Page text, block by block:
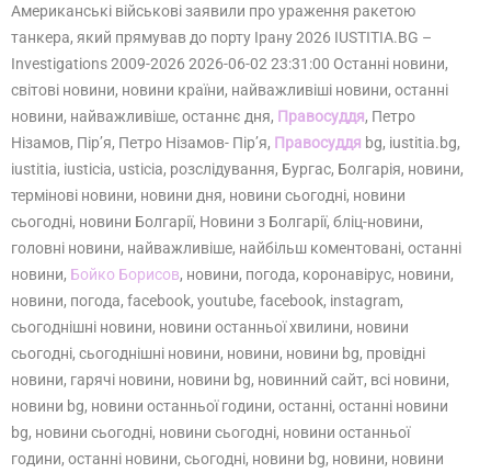
Американські військові заявили про ураження ракетою
танкера, який прямував до порту Ірану 2026 IUSTITIA.BG –
Investigations 2009-2026 2026-06-02 23:31:00 Останні новини,
світові новини, новини країни, найважливіші новини, останні
новини, найважливіше, останнє дня, Правосуддя, Петро
Нізамов, Пір’я, Петро Нізамов- Пір’я, Правосуддя bg, iustitia.bg,
iustitia, iusticia, usticia, розслідування, Бургас, Болгарія, новини,
термінові новини, новини дня, новини сьогодні, новини
сьогодні, новини Болгарії, Новини з Болгарії, бліц-новини,
головні новини, найважливіше, найбільш коментовані, останні
новини, Бойко Борисов, новини, погода, коронавірус, новини,
новини, погода, facebook, youtube, facebook, instagram,
сьогоднішні новини, новини останньої хвилини, новини
сьогодні, сьогоднішні новини, новини, новини bg, провідні
новини, гарячі новини, новини bg, новинний сайт, всі новини,
новини bg, новини останньої години, останні, останні новини
bg, новини сьогодні, новини сьогодні, новини останньої
години, останні новини, сьогодні, новини bg, новини, новини